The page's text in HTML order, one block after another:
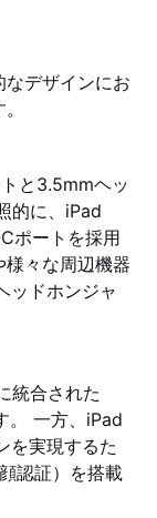
デザインにお
と3.5mmヘッ
的に、iPad
ポートを採用
様々な周辺機器
ッドホンジャ
統合された
。 一方、iPad
を実現するた
認証）を搭載